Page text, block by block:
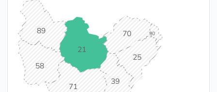
21
25
39
58
70
71
89 90